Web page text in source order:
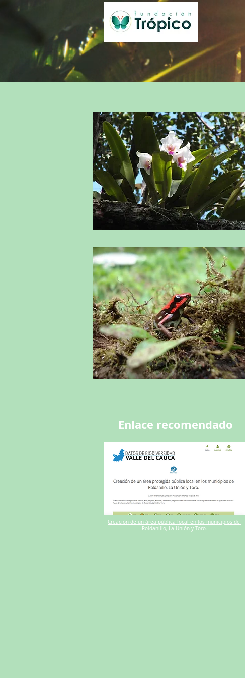
Enlace recomendado
Creación de un área pública local en los municipios de
Roldanillo, La Unión y Toro.